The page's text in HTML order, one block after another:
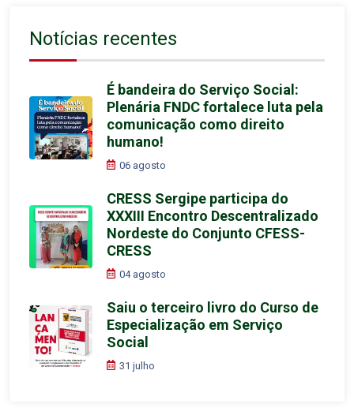
Notícias recentes
É bandeira do Serviço Social:
Plenária FNDC fortalece luta pela
comunicação como direito
humano!
06 agosto
CRESS Sergipe participa do
XXXIII Encontro Descentralizado
Nordeste do Conjunto CFESS-
CRESS
04 agosto
Saiu o terceiro livro do Curso de
Especialização em Serviço
Social
31 julho